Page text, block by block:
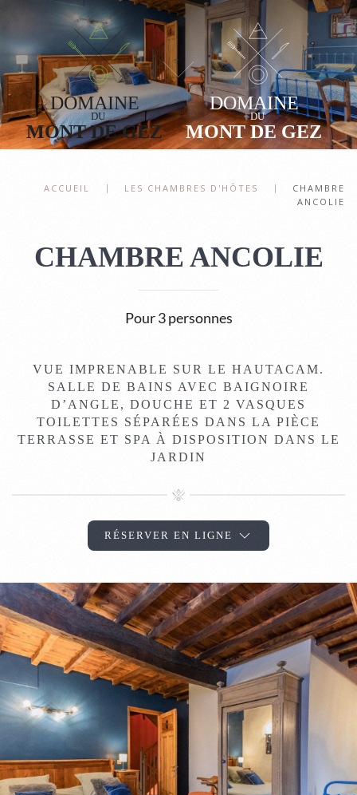
Accéder au contenu principal
ACCUEIL LES CHAMBRES D'HÔTES
CHAMBRE
ANCOLIE
CHAMBRE ANCOLIE
Pour 3 personnes
VUE IMPRENABLE SUR LE HAUTACAM.
SALLE DE BAINS AVEC BAIGNOIRE
D’ANGLE, DOUCHE ET 2 VASQUES
TOILETTES SÉPARÉES DANS LA PIÈCE
TERRASSE ET SPA À DISPOSITION DANS LE
JARDIN
RÉSERVER EN LIGNE